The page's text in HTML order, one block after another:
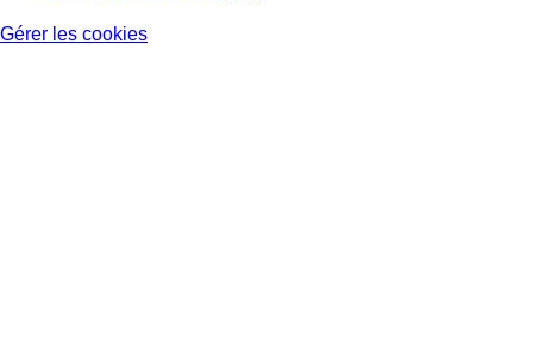
Gérer les cookies